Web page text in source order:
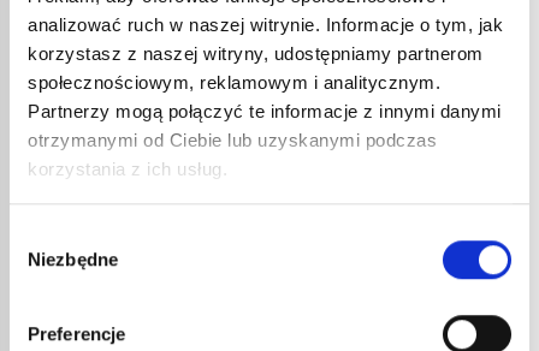
analizować ruch w naszej witrynie. Informacje o tym, jak
korzystasz z naszej witryny, udostępniamy partnerom
społecznościowym, reklamowym i analitycznym.
Partnerzy mogą połączyć te informacje z innymi danymi
otrzymanymi od Ciebie lub uzyskanymi podczas
korzystania z ich usług.
zgody
Niezbędne
PreferencjeREF. 4040